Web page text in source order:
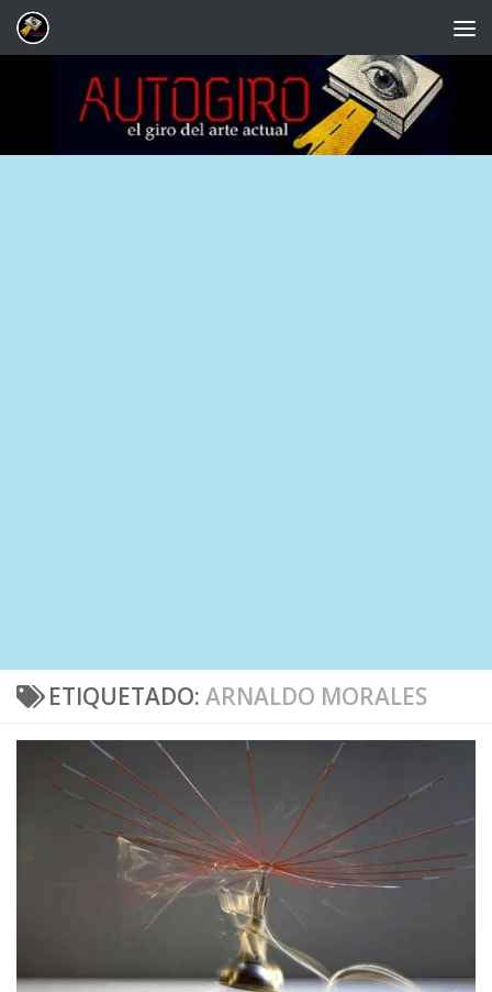
Saltar al contenido
ETIQUETADO: ARNALDO MORALES